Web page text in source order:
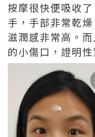
按摩很快便吸收
手，手部非常乾
滋潤感非常高。
的小傷口，證明性